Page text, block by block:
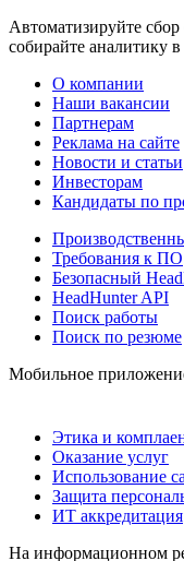
Автоматизируйте сбор
собирайте аналитику
О компании
Наши вакансии
Партнерам
Реклама на сайте
Новости и статьи
Инвесторам
Кандидаты по
Требования к ПО
Безопасный
HeadHunter API
Поиск работы
Поиск по резюме
Мобильное
Этика и
Оказание услуг
Использование
Защита
ИТ аккредитация
На информационном